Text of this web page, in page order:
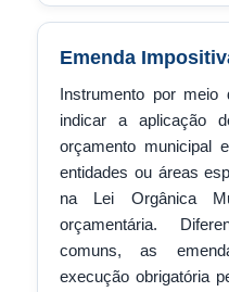
Emenda
Instrumento por meio
indicar a aplicação
orçamento municipal
entidades ou áreas
na Lei Orgânica
orçamentária.
comuns, as
execução obrigatória